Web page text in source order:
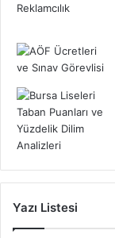
Yazı Listesi